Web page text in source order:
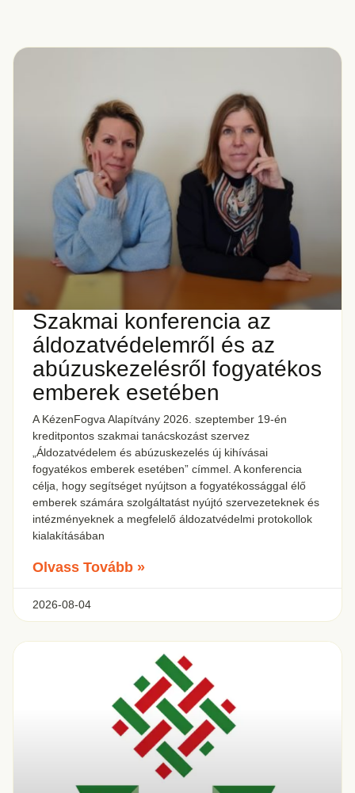
Szakmai konferencia az
áldozatvédelemről és az
abúzuskezelésről fogyatékos
emberek esetében
A KézenFogva Alapítvány 2026. szeptember 19-én
kreditpontos szakmai tanácskozást szervez
„Áldozatvédelem és abúzuskezelés új kihívásai
fogyatékos emberek esetében” címmel. A konferencia
célja, hogy segítséget nyújtson a fogyatékossággal élő
emberek számára szolgáltatást nyújtó szervezeteknek és
intézményeknek a megfelelő áldozatvédelmi protokollok
kialakításában
Olvass Tovább »
2026-08-04